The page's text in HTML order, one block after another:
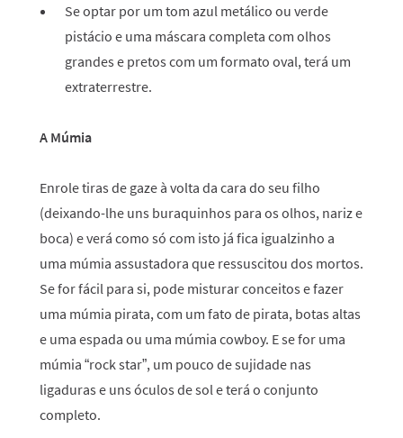
Se optar por um tom azul metálico ou verde
pistácio e uma máscara completa com olhos
grandes e pretos com um formato oval, terá um
extraterrestre.
A Múmia
Enrole tiras de gaze à volta da cara do seu filho
(deixando-lhe uns buraquinhos para os olhos, nariz e
boca) e verá como só com isto já fica igualzinho a
uma múmia assustadora que ressuscitou dos mortos.
Se for fácil para si, pode misturar conceitos e fazer
uma múmia pirata, com um fato de pirata, botas altas
e uma espada ou uma múmia cowboy. E se for uma
múmia “rock star”, um pouco de sujidade nas
ligaduras e uns óculos de sol e terá o conjunto
completo.